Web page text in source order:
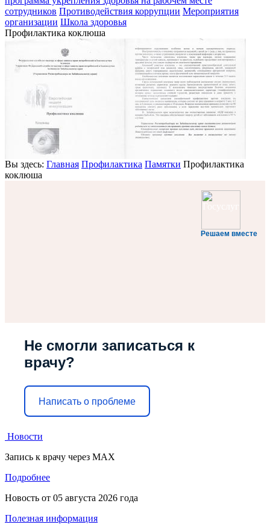
сотрудников Противодействия коррупции Мероприятия
организации Школа здоровья
Профилактика коклюша
Вы здесь: Главная Профилактика Памятки Профилактика
коклюша
Решаем вместе
Не смогли записаться к
врачу?
Написать о проблеме
Новости
Запись к врачу через МАХ
Подробнее
Новость от 05 августа 2026 года
Полезная информация